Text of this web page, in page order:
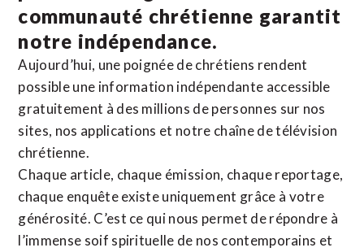
communauté chrétienne garantit
notre indépendance.
Aujourd’hui, une poignée de chrétiens rendent
possible une information indépendante accessible
gratuitement à des millions de personnes sur nos
sites, nos applications et notre chaîne de télévision
chrétienne.
Chaque article, chaque émission, chaque reportage,
chaque enquête existe uniquement grâce à votre
générosité. C’est ce qui nous permet de répondre à
l’immense soif spirituelle de nos contemporains et